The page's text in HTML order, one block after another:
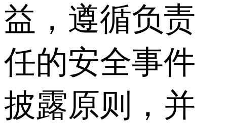
益，遵循负责
任的安全事件
披露原则，并